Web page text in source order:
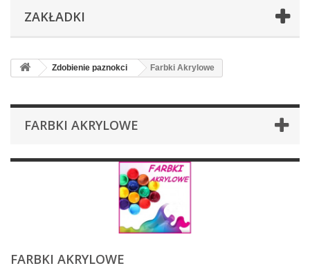
ZAKŁADKI
Zdobienie paznokci Farbki Akrylowe
FARBKI AKRYLOWE
FARBKI AKRYLOWE